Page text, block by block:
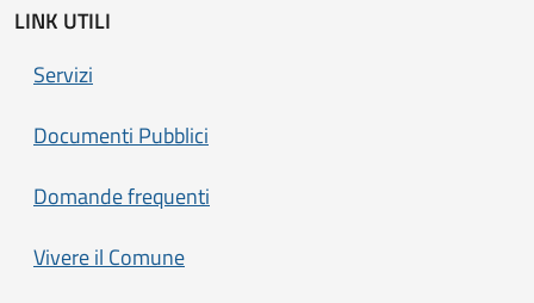
LINK UTILI
Servizi
Documenti Pubblici
Domande frequenti
Vivere il Comune